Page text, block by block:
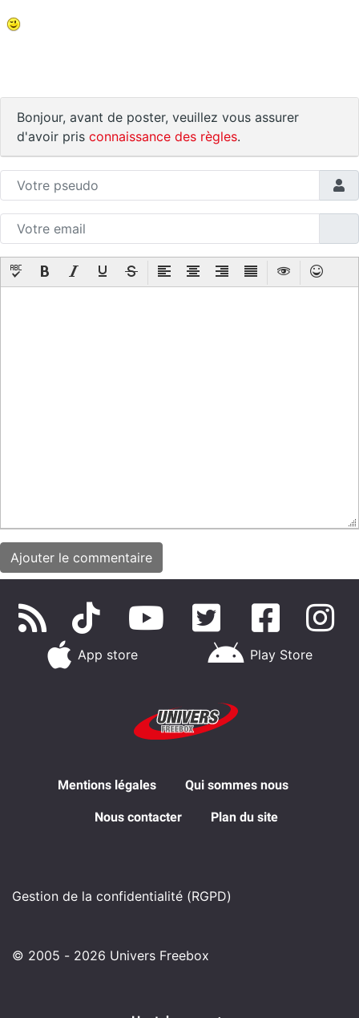
Bonjour, avant de poster, veuillez vous assurer
d'avoir pris connaissance des règles.
App store Play Store
Mentions légales Qui sommes nous
Nous contacter Plan du site
Gestion de la confidentialité (RGPD)
© 2005 - 2026 Univers Freebox